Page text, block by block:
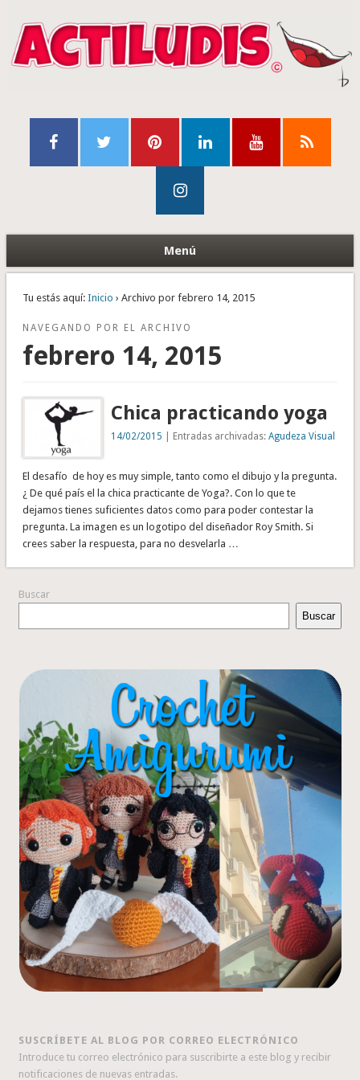
Menú
Tu estás aquí: Inicio › Archivo por febrero 14, 2015
NAVEGANDO POR EL ARCHIVO
febrero 14, 2015
Chica practicando yoga
14/02/2015 | Entradas archivadas:Agudeza Visual
El desafío de hoy es muy simple, tanto como el dibujo y la pregunta.
¿ De qué país el la chica practicante de Yoga?. Con lo que te
dejamos tienes suficientes datos como para poder contestar la
pregunta. La imagen es un logotipo del diseñador Roy Smith. Si
crees saber la respuesta, para no desvelarla …
Buscar
Buscar
SUSCRÍBETE AL BLOG POR CORREO ELECTRÓNICO
Introduce tu correo electrónico para suscribirte a este blog y recibir
notificaciones de nuevas entradas.